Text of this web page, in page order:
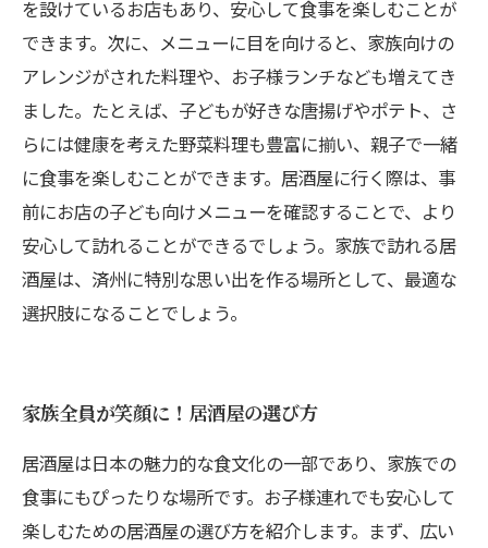
を設けているお店もあり、安心して食事を楽しむことが
できます。次に、メニューに目を向けると、家族向けの
アレンジがされた料理や、お子様ランチなども増えてき
ました。たとえば、子どもが好きな唐揚げやポテト、さ
らには健康を考えた野菜料理も豊富に揃い、親子で一緒
に食事を楽しむことができます。居酒屋に行く際は、事
前にお店の子ども向けメニューを確認することで、より
安心して訪れることができるでしょう。家族で訪れる居
酒屋は、済州に特別な思い出を作る場所として、最適な
選択肢になることでしょう。
家族全員が笑顔に！居酒屋の選び方
居酒屋は日本の魅力的な食文化の一部であり、家族での
食事にもぴったりな場所です。お子様連れでも安心して
楽しむための居酒屋の選び方を紹介します。まず、広い